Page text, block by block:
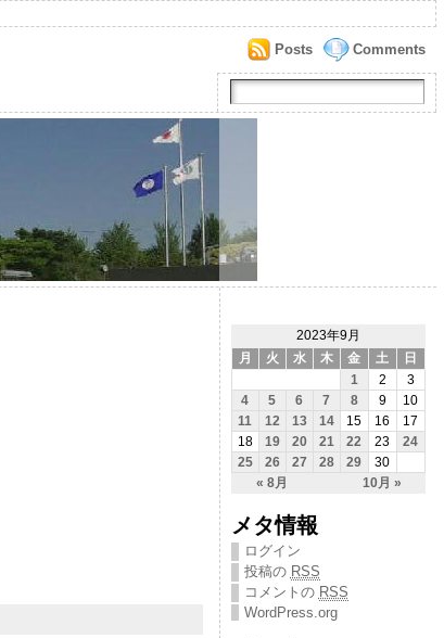
Comments
Posts
2023年9月
月
火 水 木 金 土 日
« 8月 10月 »
1 2
3
4
5 6 7 8 9
10
11
12 13 14 15 16
17
18
19 20 21 22 23
24
25
26 27 28 29 30
メタ情報
ログイン
投稿の RSS
コメントの RSS
WordPress.org